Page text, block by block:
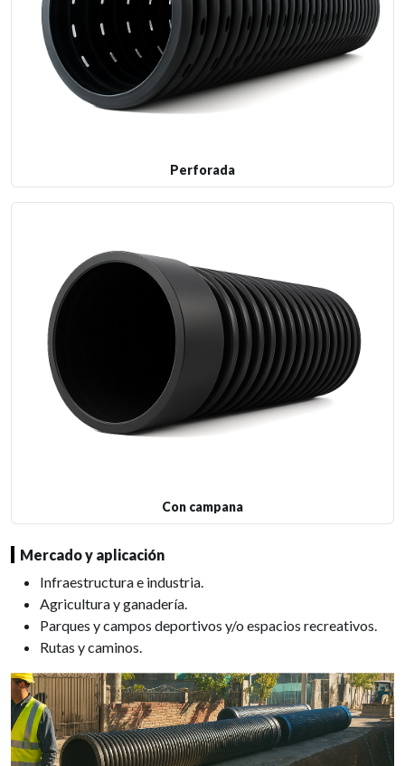
Perforada
Con campana
Mercado y aplicación
Infraestructura e industria.
Agricultura y ganadería.
Parques y campos deportivos y/o espacios recreativos.
Rutas y caminos.